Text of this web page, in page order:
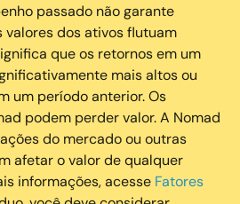
passado não garante
valores dos ativos flutuam
que os retornos em um
mais altos ou
um período anterior. Os
podem perder valor. A Nomad
do mercado ou outras
afetar o valor de qualquer
informações, acesse Fatores